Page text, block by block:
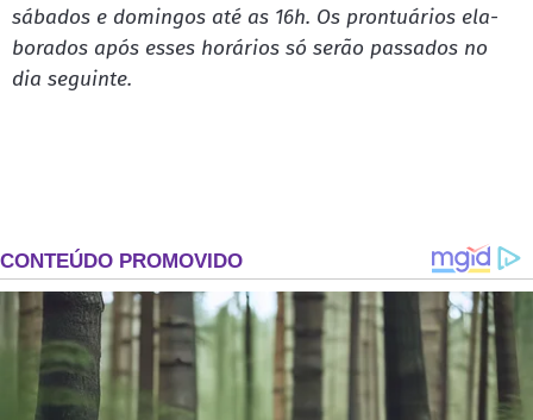
sá­ba­dos e do­min­gos até as 16h. Os pron­tuá­rios ela­
bo­ra­dos após es­ses ho­rá­rios só serão pas­sa­dos no
dia se­guin­te.